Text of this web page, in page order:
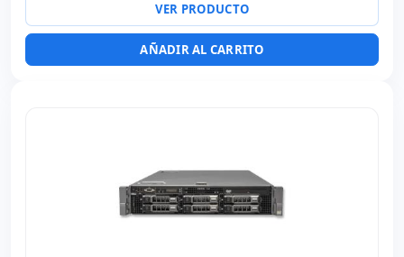
VER PRODUCTO
AÑADIR AL CARRITO